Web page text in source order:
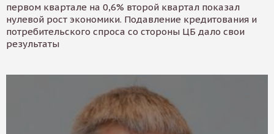
первом квартале на 0,6% второй квартал показал
нулевой рост экономики. Подавление кредитования и
потребительского спроса со стороны ЦБ дало свои
результаты